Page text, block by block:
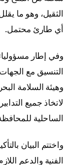
الثقيل، وهو ما
أي طارئ محتمل.
وفي إطار
التنسيق مع
وهيئة السلامة
لاتخاذ جميع
الساحلية
واختتم البيان
الفنية والدعم